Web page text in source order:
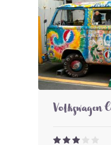
Volkswagen